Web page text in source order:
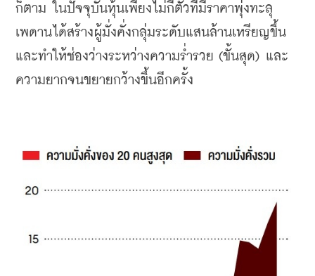
ก็ตาม ในปัจจุบันหุ้นเพียงไม่กี่ตัวที่มีราคาพุ่งทะลุ
เพดานได้สร้างผู้มั่งคั่งกลุ่มระดับแสนล้านเหรียญขึ้น
และทำให้ช่องว่างระหว่างความร่ำรวย (ขั้นสุด) และ
ความยากจนขยายกว้างขึ้นอีกครั้ง